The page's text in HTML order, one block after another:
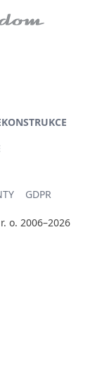
GDPR
o. 2006–2026